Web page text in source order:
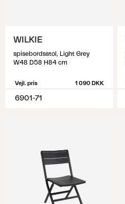
WILKIE
spisebordsstol, Light Grey
W48 D58 H84 cm
Vejl. pris 1 090 DKK
6901-71